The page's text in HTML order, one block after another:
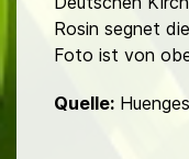
Rosin segnet
Foto ist von
Quelle: